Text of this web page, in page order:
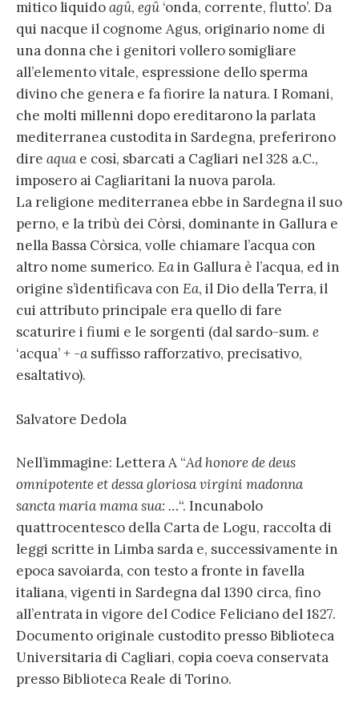
mitico liquidoagû, egû ‘onda, corrente, flutto’. Da
qui nacque il cognome Agus, originario nome di
una donna che i genitori vollero somigliare
all’elemento vitale, espressione dello sperma
divino che genera e fa fiorire la natura. I Romani,
che molti millenni dopo ereditarono la parlata
mediterranea custodita in Sardegna, preferirono
dire aqua e così, sbarcati a Cagliari nel 328 a.C.,
imposero ai Cagliaritani la nuova parola.
La religione mediterranea ebbe in Sardegna il suo
perno, e la tribù dei Còrsi, dominante in Gallura e
nella Bassa Còrsica, volle chiamare l’acqua con
altro nome sumerico. Eain Gallura è l’acqua, ed in
origine s’identificava con Ea, il Dio della Terra, il
cui attributo principale era quello di fare
scaturire i fiumi e le sorgenti (dal sardo-sum. e
‘acqua’ + -a suffisso rafforzativo, precisativo,
esaltativo).
Salvatore Dedola
Nell’immagine: Lettera A “Ad honore de deus
omnipotente et dessa gloriosa virgini madonna
sancta maria mama sua: …“. Incunabolo
quattrocentesco della Carta de Logu, raccolta di
leggi scritte in Limba sarda e, successivamente in
epoca savoiarda, con testo a fronte in favella
italiana, vigenti in Sardegna dal 1390 circa, fino
all’entrata in vigore del Codice Feliciano del 1827.
Documento originale custodito presso Biblioteca
Universitaria di Cagliari, copia coeva conservata
presso Biblioteca Reale di Torino.